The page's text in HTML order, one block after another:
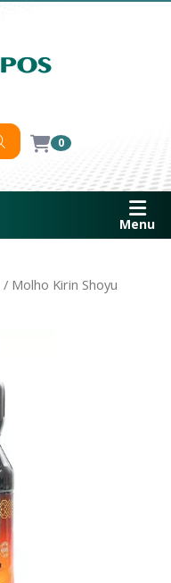
0
Menu
/ Molho Kirin Shoyu